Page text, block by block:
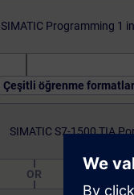
SIMATIC Programming 1
Çeşitli öğrenme
SIMATIC S7-1500 TIA
OR